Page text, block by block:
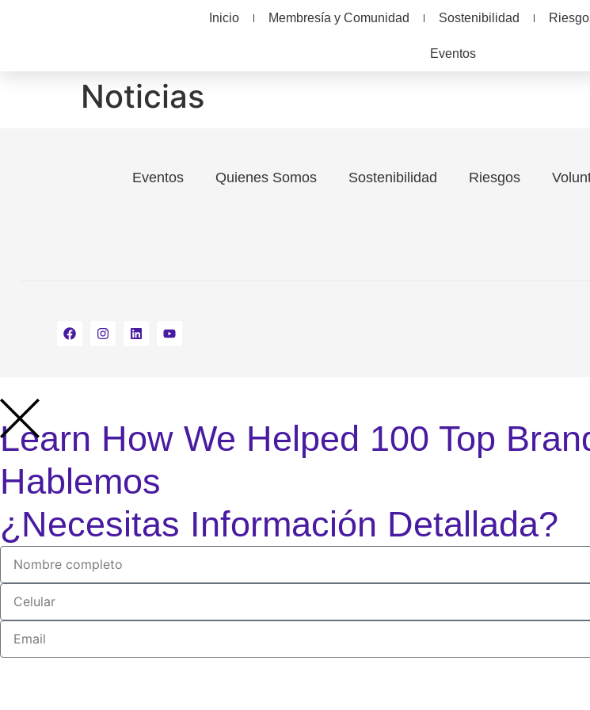
Inicio Membresía y Comunidad Sostenibilidad
Eventos
Noticias
Eventos Quienes Somos Sostenibilidad Riesgos
Learn How We Helped 100 Top
Hablemos
¿Necesitas Información Detallada?